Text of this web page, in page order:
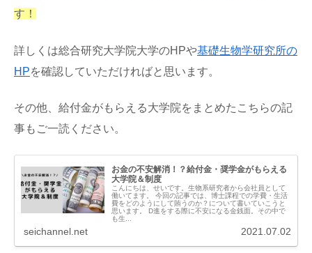
す！
詳しくは総合研究大学院大学のHPや基礎生物学研究所の
HPを確認していただければと思います。
その他、給付金がもらえる大学院をまとめたこちらの記
事もご一読ください。
お金の不安解消！？給付金・奨学金がもらえる
大学院＆制度
こんにちは、せいです。生物系研究者から会社員として
働いてます。 今回の記事では、博士課程での学費・生活
費をどのようにして賄うのか？について書いていこうと
思います。 D進をする際に不安になる金銭面。その中で
も生...
seichannel.net 2021.07.02